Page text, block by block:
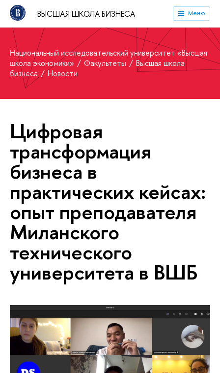
ВЫСШАЯ ШКОЛА БИЗНЕСА Меню
Национальный исследовательский университет «Высшая
школа экономики»
Факультеты
Высшая школа
бизнеса
Новости
Цифровая
трансформация
бизнеса в
практических кейсах:
опыт преподавателя
Миланского
технического
университета в ВШБ